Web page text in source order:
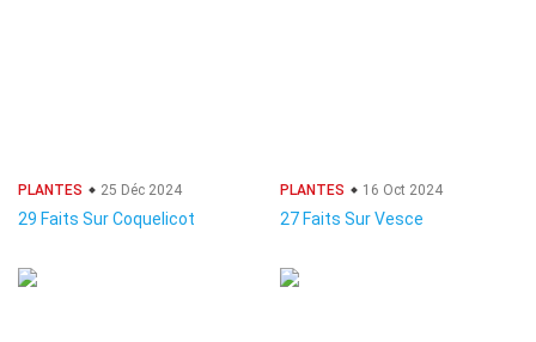
PLANTES 25 Déc 2024
29 Faits Sur Coquelicot
PLANTES 16 Oct 2024
27 Faits Sur Vesce